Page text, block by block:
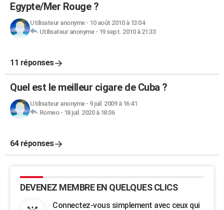
Egypte/Mer Rouge ?
Utilisateur anonyme- 10 août 2010 à 13:04
Utilisateur anonyme- 19 sept. 2010 à 21:33
11 réponses
Quel est le meilleur cigare de Cuba ?
Utilisateur anonyme- 9 juil. 2009 à 16:41
Romeo- 18 juil. 2020 à 18:06
64 réponses
DEVENEZ MEMBRE EN QUELQUES CLICS
Connectez-vous simplement avec ceux qui